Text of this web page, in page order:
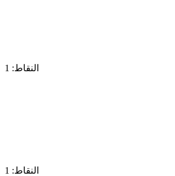
النقاط: 1
النقاط: 1